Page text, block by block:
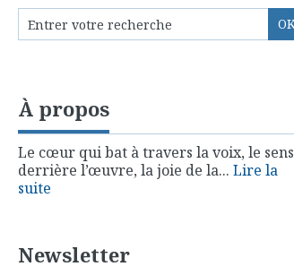
À propos
Le cœur qui bat à travers la voix, le sens
derrière l’œuvre, la joie de la... Lire la
suite
Newsletter